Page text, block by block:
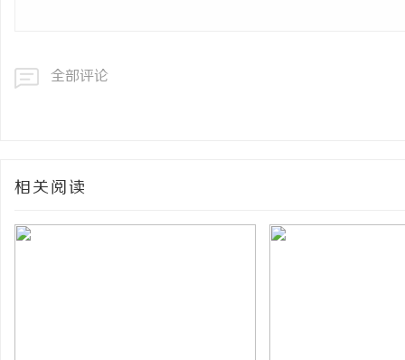
全部评论
相关阅读